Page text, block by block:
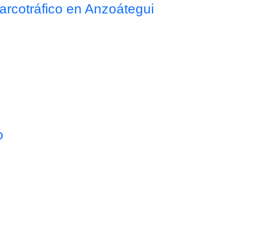
en Anzoátegui